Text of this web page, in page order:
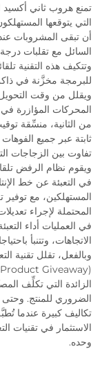
تمنع هروب ثاني أكسيد
التي يتوقعها
أن تبقى المشروبات
السائل مع تقلبات درجة
وتتكيف هذه التقنية
للبرمجة مخزَّنة في
ويقلل من وقت التحويل
المحركات المؤازرة
من الثانية، منسِّقة
ثابتة عبر جميع
تفاوت بين الزجاجات
ويقوم نظام الرفض
في التعبئة عن خط
المستهلكين، مع توفير
المحتملة لإجراء
في العمليات أداء
الاتجاهات، وتتنبأ
وبالفعل، تقلل تقنية
الزائدة التي تكلِّف
الضروري للمنتج.
تكاليف كبيرة عندما
الاستثمار في تقنيات
وحده.